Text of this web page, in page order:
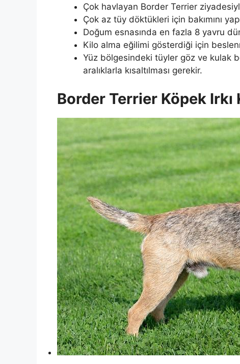
Çok havlayan Border Terrier
Çok az tüy döktükleri için bakımını
Doğum esnasında en fazla 8 yavru
Kilo alma eğilimi gösterdiği için
Yüz bölgesindeki tüyler göz ve kulak
aralıklarla kısaltılması gerekir.
Border Terrier Köpek Irkı